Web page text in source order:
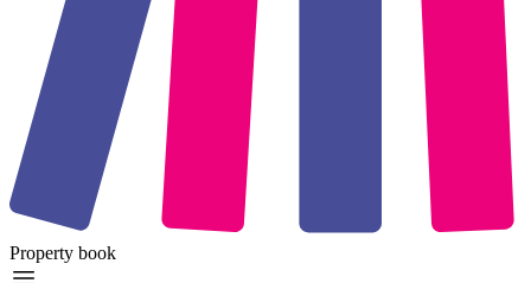
Property book